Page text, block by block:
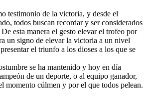
testimonio de la victoria, y desde el
todos buscan recordar y ser considerados
esta manera el gesto elevar el trofeo por
un signo de elevar la victoria a un nivel
el triunfo a los dioses a los que se
se ha mantenido y hoy en día
de un deporte, o al equipo ganador,
momento cúlmen y por el que todos pelean.